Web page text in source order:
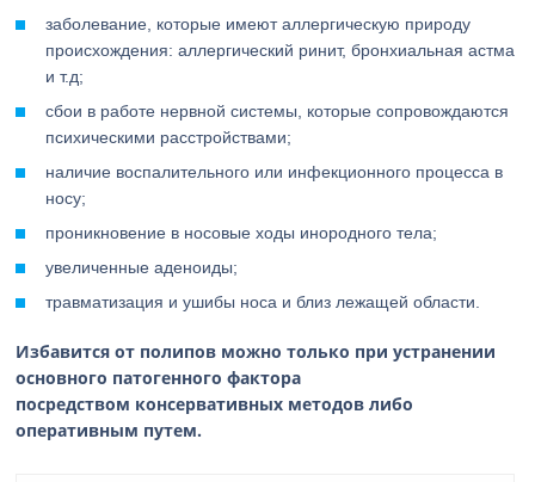
заболевание, которые имеют аллергическую природу
происхождения: аллергический ринит, бронхиальная астма
и т.д;
сбои в работе нервной системы, которые сопровождаются
психическими расстройствами;
наличие воспалительного или инфекционного процесса в
носу;
проникновение в носовые ходы инородного тела;
увеличенные аденоиды;
травматизация и ушибы носа и близ лежащей области.
Избавится от полипов можно только при устранении
основного патогенного фактора
посредством консервативных методов либо
оперативным путем.